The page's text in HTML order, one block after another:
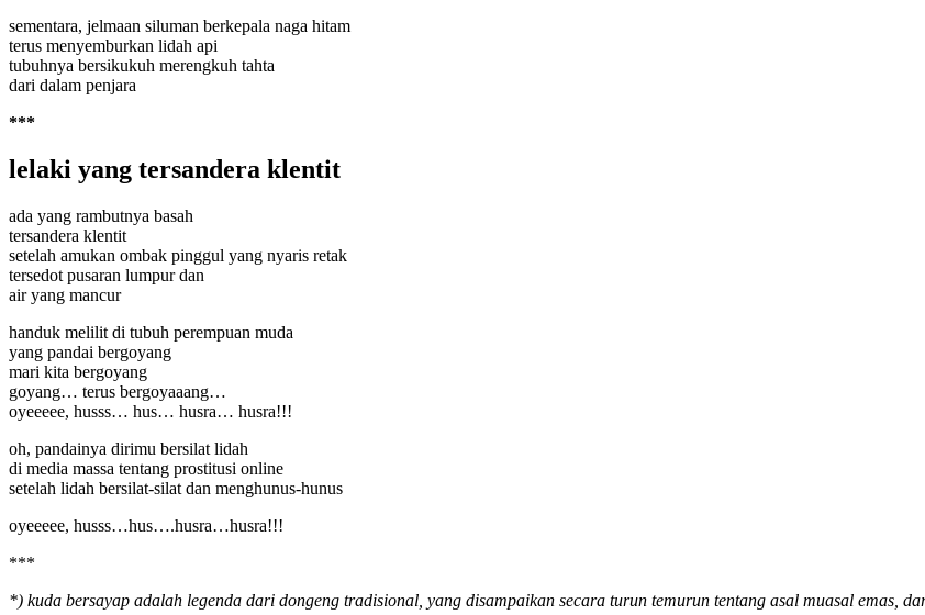
sementara, jelmaan siluman berkepala naga hitam
terus menyemburkan lidah api
tubuhnya bersikukuh merengkuh tahta
dari dalam penjara
***
lelaki yang tersandera klentit
ada yang rambutnya basah
tersandera klentit
setelah amukan ombak pinggul yang nyaris retak
tersedot pusaran lumpur dan
air yang mancur
handuk melilit di tubuh perempuan muda
yang pandai bergoyang
mari kita bergoyang
goyang… terus bergoyaaang…
oyeeeee, husss… hus… husra… husra!!!
oh, pandainya dirimu bersilat lidah
di media massa tentang prostitusi online
setelah lidah bersilat-silat dan menghunus-hunus
oyeeeee, husss…hus….husra…husra!!!
***
*) kuda bersayap adalah legenda dari dongeng tradisional, yang disampaikan secara turun temurun tentang asal muasal emas,